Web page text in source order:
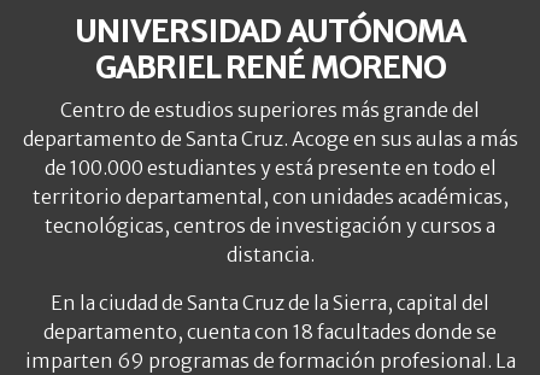
UNIVERSIDAD AUTÓNOMA
GABRIEL RENÉ MORENO
Centro de estudios superiores más grande del
departamento de Santa Cruz. Acoge en sus aulas a más
de 100.000 estudiantes y está presente en todo el
territorio departamental, con unidades académicas,
tecnológicas, centros de investigación y cursos a
distancia.
En la ciudad de Santa Cruz de la Sierra, capital del
departamento, cuenta con 18 facultades donde se
imparten 69 programas de formación profesional. La